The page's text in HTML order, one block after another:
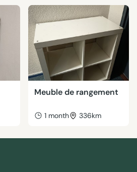
Meuble de rangement
1 month 336km